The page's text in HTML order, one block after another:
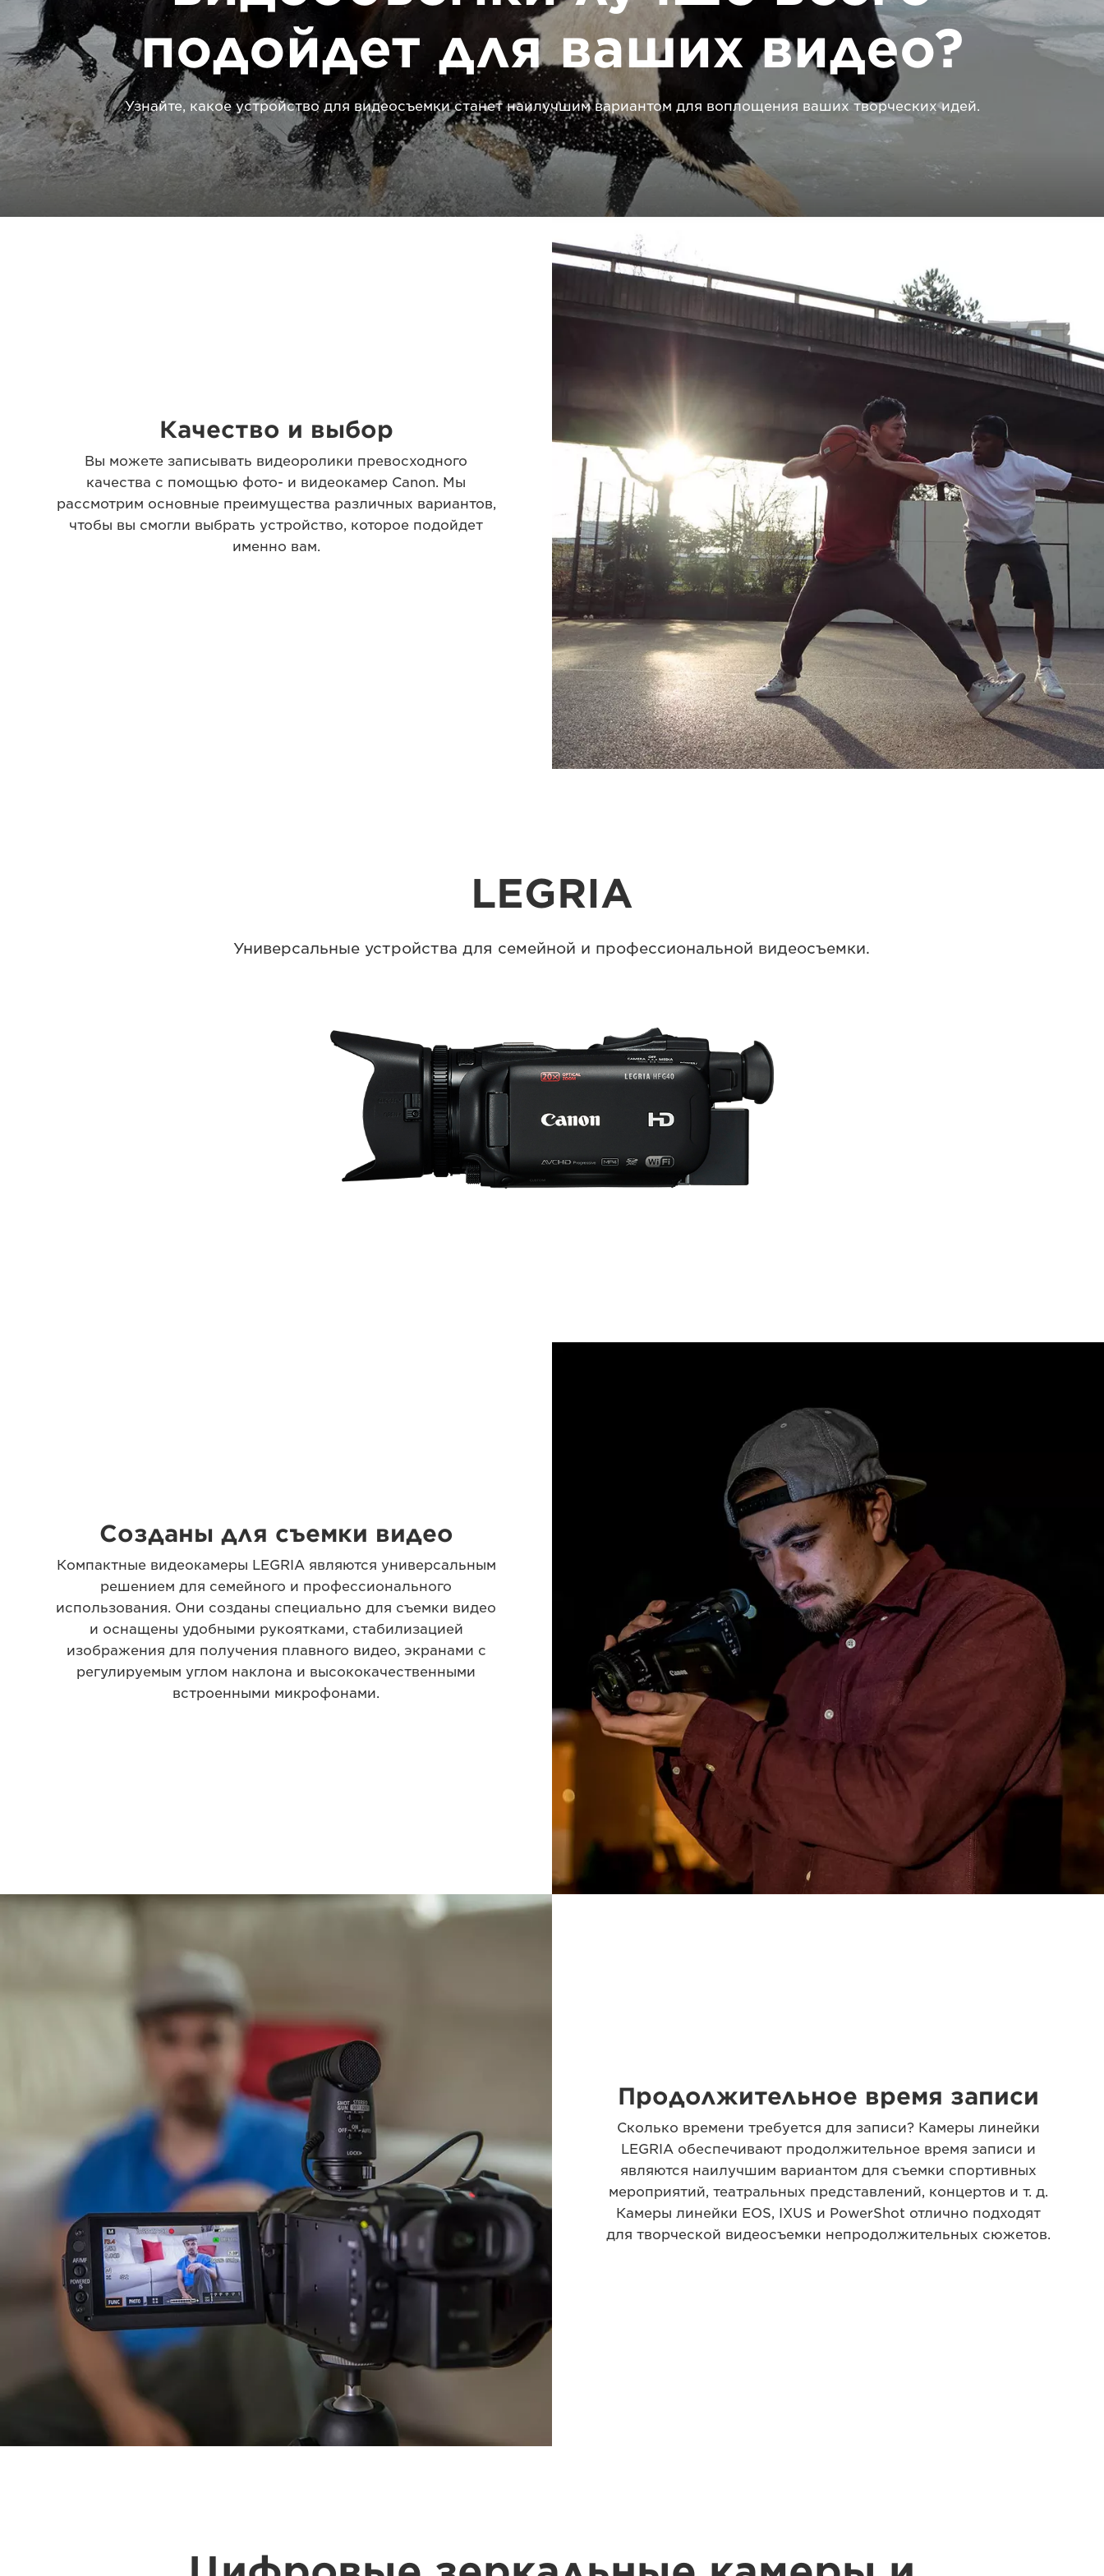
подойдет для ваших видео?
Узнайте, какое устройство для видеосъемки станет наилучшим вариантом для воплощения ваших творческих идей.
Качество и выбор
Вы можете записывать видеоролики превосходного
качества с помощью фото- и видеокамер Canon. Мы
рассмотрим основные преимущества различных вариантов,
чтобы вы смогли выбрать устройство, которое подойдет
именно вам.
LEGRIA
Универсальные устройства для семейной и профессиональной видеосъемки.
Созданы для съемки видео
Компактные видеокамеры LEGRIA являются универсальным
решением для семейного и профессионального
использования. Они созданы специально для съемки видео
и оснащены удобными рукоятками, стабилизацией
изображения для получения плавного видео, экранами с
регулируемым углом наклона и высококачественными
встроенными микрофонами.
Продолжительное время записи
Сколько времени требуется для записи? Камеры линейки
LEGRIA обеспечивают продолжительное время записи и
являются наилучшим вариантом для съемки спортивных
мероприятий, театральных представлений, концертов и т. д.
Камеры линейки EOS, IXUS и PowerShot отлично подходят
для творческой видеосъемки непродолжительных сюжетов.